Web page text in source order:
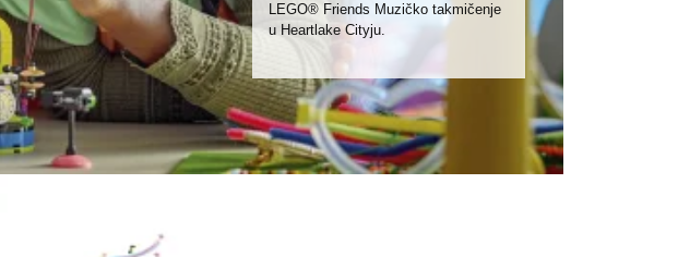
LEGO® Friends Muzičko takmičenje
u Heartlake Cityju.